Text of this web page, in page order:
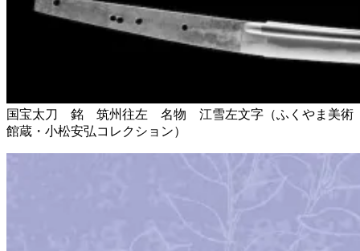
国宝太刀 銘 筑州往左 名物 江雪左文字（ふくやま美術
館蔵・小松安弘コレクション）